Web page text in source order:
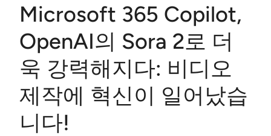
Microsoft 365 Copilot,
OpenAI의 Sora 2로 더
욱 강력해지다: 비디오
제작에 혁신이 일어났습
니다!